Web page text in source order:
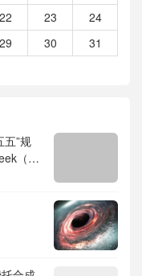
22 23
24
29 30
31
”规
（深
育